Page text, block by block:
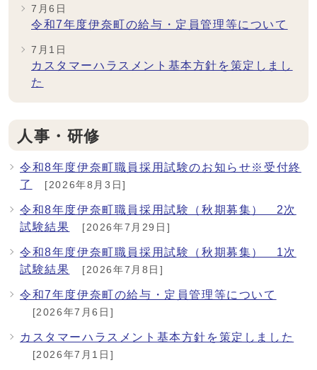
7月6日
令和7年度伊奈町の給与・定員管理等について
7月1日
カスタマーハラスメント基本方針を策定しまし
た
人事・研修
令和8年度伊奈町職員採用試験のお知らせ※受付終
了
[2026年8月3日]
令和8年度伊奈町職員採用試験（秋期募集） 2次
試験結果
[2026年7月29日]
令和8年度伊奈町職員採用試験（秋期募集） 1次
試験結果
[2026年7月8日]
令和7年度伊奈町の給与・定員管理等について
[2026年7月6日]
カスタマーハラスメント基本方針を策定しました
[2026年7月1日]